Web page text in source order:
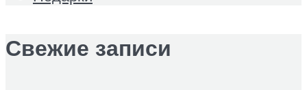
Свежие записи